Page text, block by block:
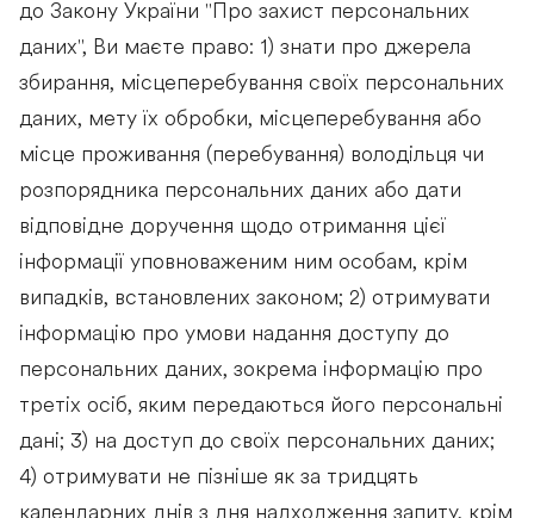
до Закону України "Про захист персональних
даних", Ви маєте право: 1) знати про джерела
збирання, місцеперебування своїх персональних
даних, мету їх обробки, місцеперебування або
місце проживання (перебування) володільця чи
розпорядника персональних даних або дати
відповідне доручення щодо отримання цієї
інформації уповноваженим ним особам, крім
випадків, встановлених законом; 2) отримувати
інформацію про умови надання доступу до
персональних даних, зокрема інформацію про
третіх осіб, яким передаються його персональні
дані; 3) на доступ до своїх персональних даних;
4) отримувати не пізніше як за тридцять